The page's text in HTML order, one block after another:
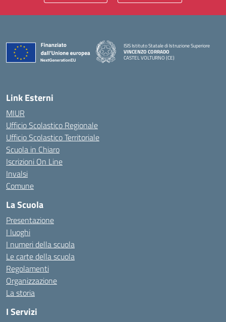
ISIS Istituto Statale di Istruzione Superiore
VINCENZO CORRADO
CASTEL VOLTURNO (CE)
Link Esterni
MIUR
Ufficio Scolastico Regionale
Ufficio Scolastico Territoriale
Scuola in Chiaro
Iscrizioni On Line
Invalsi
Comune
La Scuola
Presentazione
I luoghi
I numeri della scuola
Le carte della scuola
Regolamenti
Organizzazione
La storia
I Servizi